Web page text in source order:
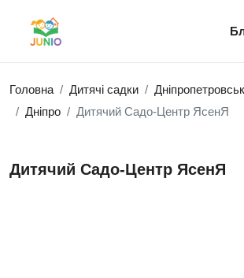
Головна Дитячі садки
Дніпро
Дитячий Садо-Центр ЯсенЯ
Дитячий Садо-Центр ЯсенЯ